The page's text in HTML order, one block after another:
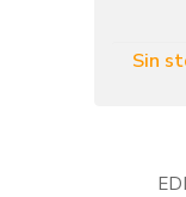
Sin